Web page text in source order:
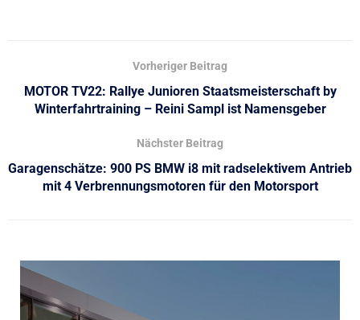
Vorheriger Beitrag
MOTOR TV22: Rallye Junioren Staatsmeisterschaft by
Winterfahrtraining – Reini Sampl ist Namensgeber
Nächster Beitrag
Garagenschätze: 900 PS BMW i8 mit radselektivem Antrieb
mit 4 Verbrennungsmotoren für den Motorsport